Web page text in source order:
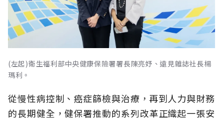
(左起)衛生福利部中央健康保險署署長陳亮妤、遠見雜誌社長楊
瑪利。
從慢性病控制、癌症篩檢與治療，再到人力與財務
的長期健全，健保署推動的系列改革正織起一張安